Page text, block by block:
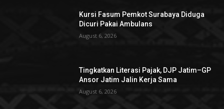
Kursi Fasum Pemkot Surabaya Diduga
Dicuri Pakai Ambulans
August 6, 2026
Tingkatkan Literasi Pajak, DJP Jatim–GP
Ansor Jatim Jalin Kerja Sama
August 6, 2026